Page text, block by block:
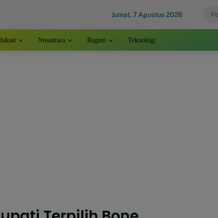
Jumat, 7 Agustus 2026
Nusantara Ragam Teknologi